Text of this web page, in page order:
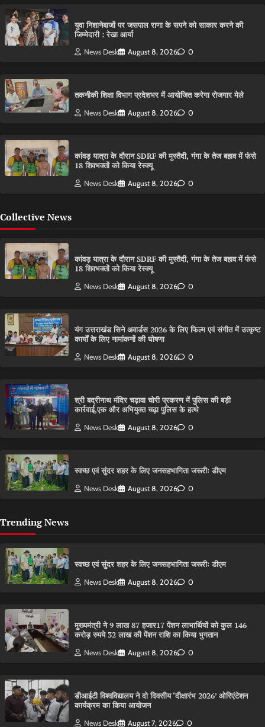
युवा निशानेबाजों पर जसपाल राणा के सपने को साकार करने की
जिम्मेदारी : रेखा आर्या
News Desk August 8, 2026 0
तकनीकी शिक्षा विभाग प्रदेशभर में आयोजित करेगा रोजगार मेले
News Desk August 8, 2026 0
कांवड़ यात्रा के दौरान SDRF की मुस्तैदी, गंगा के तेज बहाव में फंसे
18 शिवभक्तों को किया रेस्क्यू
News Desk August 8, 2026 0
Collective News
कांवड़ यात्रा के दौरान SDRF की मुस्तैदी, गंगा के तेज बहाव में फंसे
18 शिवभक्तों को किया रेस्क्यू
News Desk August 8, 2026 0
यंग उत्तराखंड सिने अवार्डस 2026 के लिए फिल्म एवं संगीत में उत्कृष्ट
कार्यों के लिए नामांकनों की घोषणा
News Desk August 8, 2026 0
श्री बद्रीनाथ मंदिर चढ़ावा चोरी प्रकरण में पुलिस की बड़ी
कार्रवाई,एक और अभियुक्त चढ़ा पुलिस के हत्थे
News Desk August 8, 2026 0
स्वच्छ एवं सुंदर शहर के लिए जनसहभागिता जरूरीः डीएम
News Desk August 8, 2026 0
Trending News
स्वच्छ एवं सुंदर शहर के लिए जनसहभागिता जरूरीः डीएम
News Desk August 8, 2026 0
मुख्यमंत्री ने 9 लाख 87 हजार17 पेंशन लाभार्थियों को कुल 146
करोड़ रुपये 32 लाख की पेंशन राशि का किया भुगतान
News Desk August 8, 2026 0
डीआईटी विश्वविद्यालय ने दो दिवसीय ‘दीक्षारंभ 2026’ ओरिएंटेशन
कार्यक्रम का किया आयोजन
News Desk August 7, 2026 0